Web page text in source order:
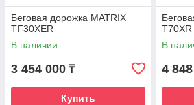
Беговая дорожка MATRIX
TF30XER
В наличии
3 454 000 ₸
Купить
T70XR
В
4